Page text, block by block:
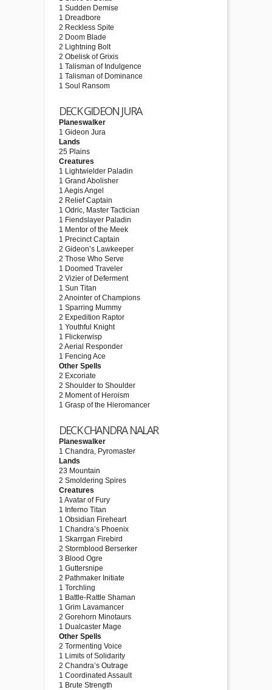
1 Sudden Demise
1 Dreadbore
2 Reckless Spite
2 Doom Blade
2 Lightning Bolt
2 Obelisk of Grixis
1 Talisman of Indulgence
1 Talisman of Dominance
1 Soul Ransom
DECK GIDEON JURA
Planeswalker
1 Gideon Jura
Lands
25 Plains
Creatures
1 Lightwielder Paladin
1 Grand Abolisher
1 Aegis Angel
2 Relief Captain
1 Odric, Master Tactician
1 Fiendslayer Paladin
1 Mentor of the Meek
1 Precinct Captain
2 Gideon’s Lawkeeper
2 Those Who Serve
1 Doomed Traveler
2 Vizier of Deferment
1 Sun Titan
2 Anointer of Champions
1 Sparring Mummy
2 Expedition Raptor
1 Youthful Knight
1 Flickerwisp
2 Aerial Responder
1 Fencing Ace
Other Spells
2 Excoriate
2 Shoulder to Shoulder
2 Moment of Heroism
1 Grasp of the Hieromancer
DECK CHANDRA NALAR
Planeswalker
1 Chandra, Pyromaster
Lands
23 Mountain
2 Smoldering Spires
Creatures
1 Avatar of Fury
1 Inferno Titan
1 Obsidian Fireheart
1 Chandra’s Phoenix
1 Skarrgan Firebird
2 Stormblood Berserker
3 Blood Ogre
1 Guttersnipe
2 Pathmaker Initiate
1 Torchling
1 Battle-Rattle Shaman
1 Grim Lavamancer
2 Gorehorn Minotaurs
1 Dualcaster Mage
Other Spells
2 Tormenting Voice
1 Limits of Solidarity
2 Chandra’s Outrage
1 Coordinated Assault
1 Brute Strength